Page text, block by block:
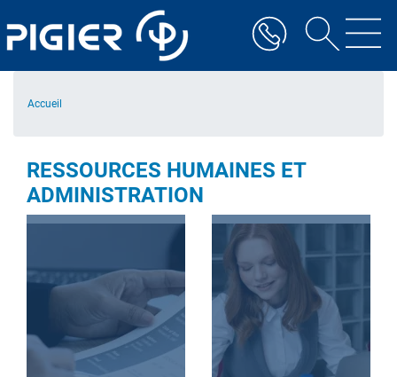
au
contenu
Accueil
RESSOURCES HUMAINES ET
ADMINISTRATION